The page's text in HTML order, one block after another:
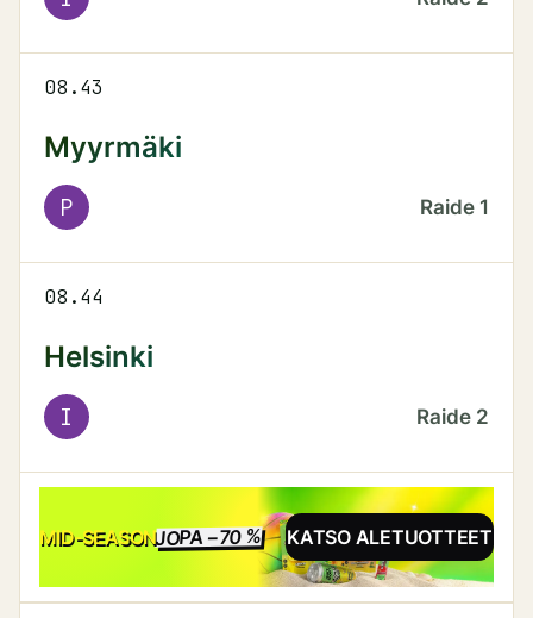
08.43
Myyrmäki
P Raide 1
08.44
Helsinki
I Raide 2
MID-SEASONJOPA −70 %ALEKATSO ALETUOTTEET